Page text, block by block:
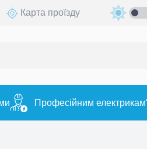
Карта проїзду
Професійним електрикам